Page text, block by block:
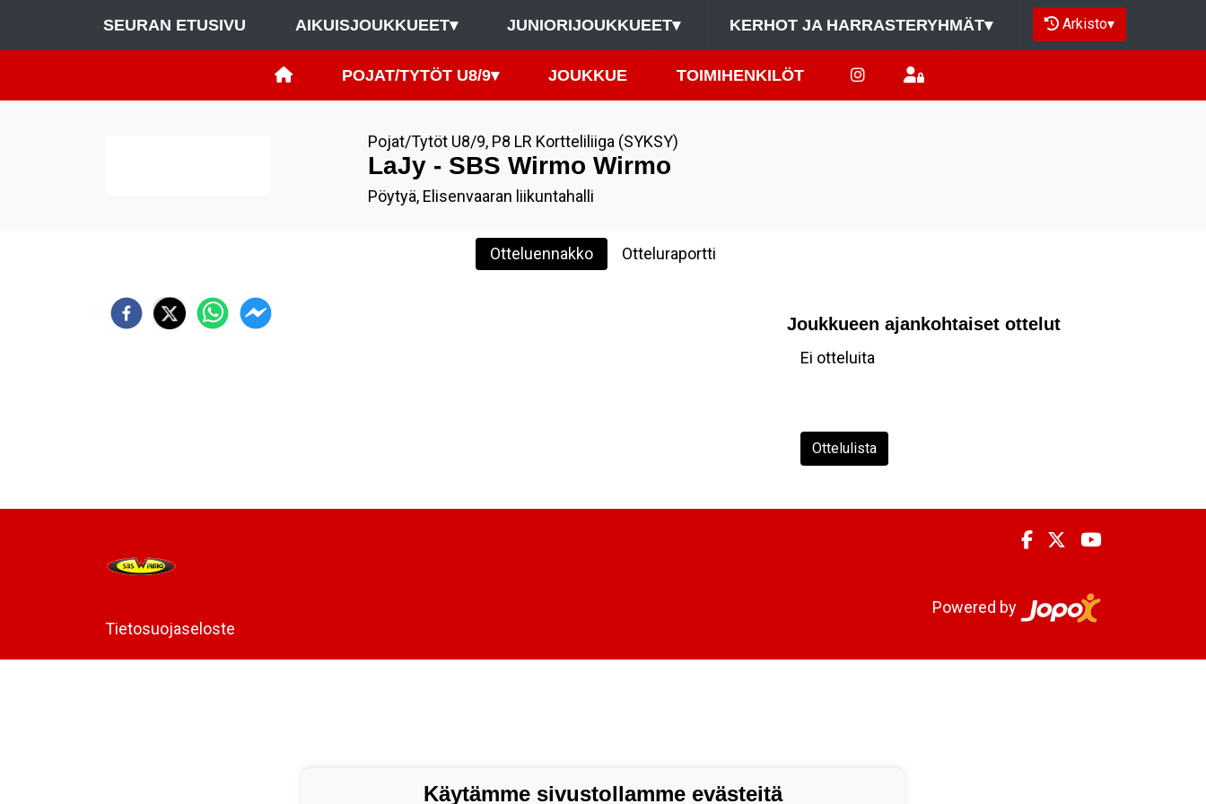
SEURAN ETUSIVU AIKUISJOUKKUEET▾ JUNIORIJOUKKUEET▾ KERHOT JA HARRASTERYHMÄT▾ Arkisto▾
POJAT/TYTÖT U8/9▾ JOUKKUE TOIMIHENKILÖT
Pojat/Tytöt U8/9, P8 LR Kortteliliiga (SYKSY)
LaJy - SBS Wirmo Wirmo
Pöytyä, Elisenvaaran liikuntahalli
Otteluennakko Otteluraportti
Joukkueen ajankohtaiset ottelut
Ei otteluita
Ottelulista
Tietosuojaseloste
Powered by
Käytämme sivustollamme evästeitä